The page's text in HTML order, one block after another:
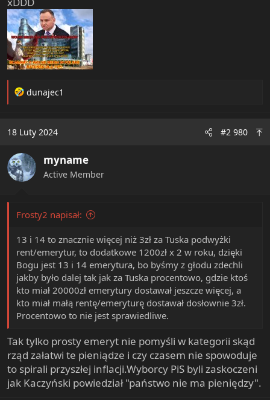
R
t
o
n
s
dunajec1
18 Luty 2024 #2 980
myname
Active Member
Frosty2 napisał:
13 i 14 to znacznie więcej niż 3zł za Tuska podwyżki
rent/emerytur, to dodatkowe 1200zł x 2 w roku, dzięki
Bogu jest 13 i 14 emerytura, bo byśmy z głodu zdechli
jakby było dalej tak jak za Tuska procentowo, gdzie ktoś
kto miał 20000zł emerytury dostawał jeszcze więcej, a
kto miał małą rentę/emeryturę dostawał dosłownie 3zł.
Procentowo to nie jest sprawiedliwe.
Tak tylko prosty emeryt nie pomyśli w kategorii skąd
rząd załatwi te pieniądze i czy czasem nie spowoduje
to spirali przyszłej inflacji.Wyborcy PiS byli zaskoczeni
jak Kaczyński powiedział "państwo nie ma pieniędzy".